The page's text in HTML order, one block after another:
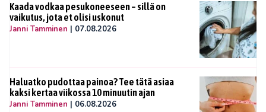
Kaada vodkaa pesukoneeseen – sillä on
vaikutus, jota et olisi uskonut
Janni Tamminen | 07.08.2026
Haluatko pudottaa painoa? Tee tätä asiaa
kaksi kertaa viikossa 10 minuutin ajan
Janni Tamminen | 06.08.2026